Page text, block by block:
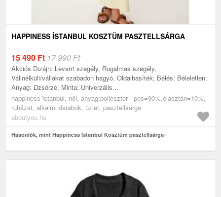
HAPPINESS İSTANBUL KOSZTÜM PASZTELLSÁRGA
15 490 Ft17 990 Ft
Akciós.Dizájn: Levarrt szegély, Rugalmas szegély,
Vállnélküli/vállakat szabadon hagyó, Oldalhasíték; Bélés: Béleletlen;
Anyag: Dzsörzé; Minta: Univerzális...
happiness i̇stanbul, női, anyag:poliészter - pes=90%,elasztán=10%,
ruházat, alkalmi darabok, üzlet, pasztellsárga
aboutyou.hu
Hasonlók, mint Happiness İstanbul Kosztüm pasztellsárga